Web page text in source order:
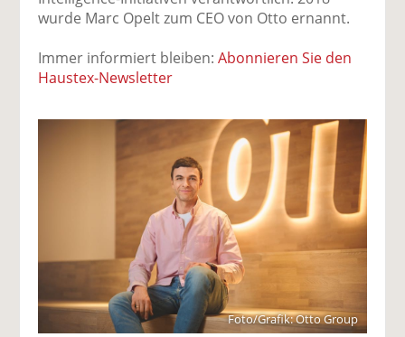
wurde Marc Opelt zum CEO von Otto ernannt.
Immer informiert bleiben:Abonnieren Sie den
Haustex-Newsletter
Foto/Grafik: Otto Group